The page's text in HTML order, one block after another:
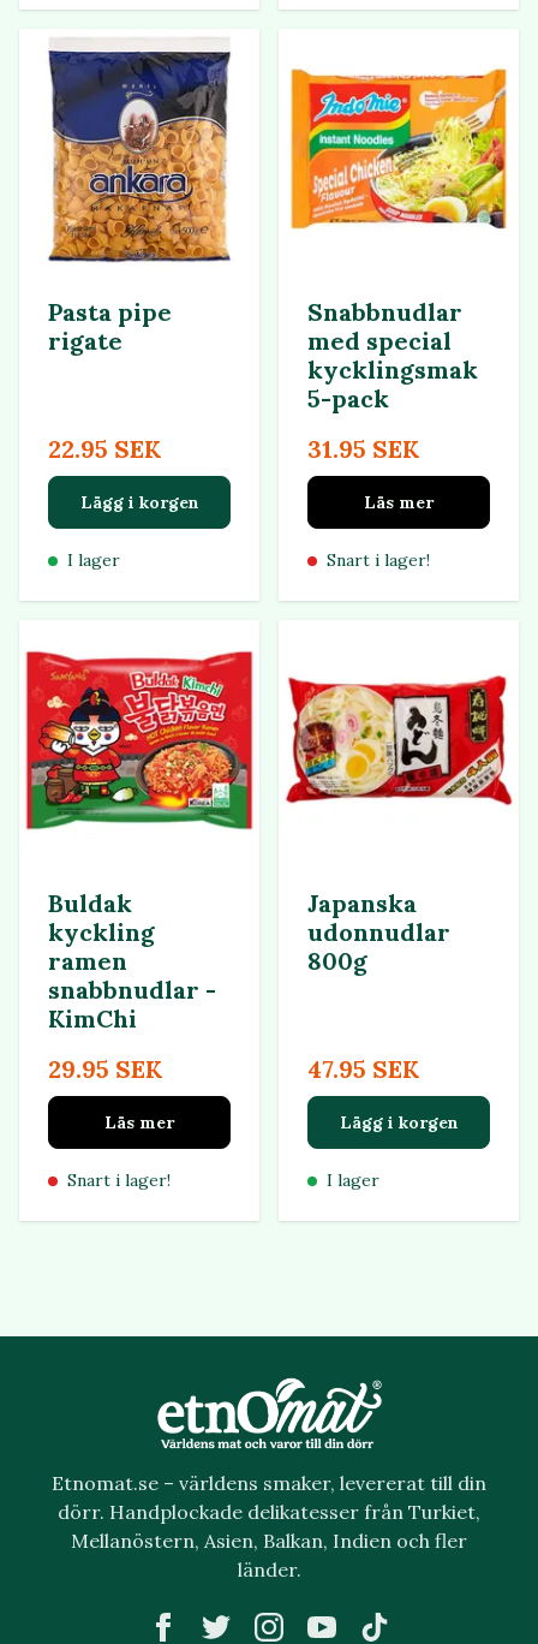
Pasta pipe
rigate
22.95 SEK
Lägg i korgen
I lager
Snabbnudlar
med special
kycklingsmak
5-pack
31.95 SEK
Läs mer
Snart i lager!
Buldak
kyckling
ramen
snabbnudlar -
KimChi
29.95 SEK
Läs mer
Snart i lager!
Japanska
udonnudlar
800g
47.95 SEK
Lägg i korgen
I lager
Etnomat.se – världens smaker, levererat till din
dörr. Handplockade delikatesser från Turkiet,
Mellanöstern, Asien, Balkan, Indien och fler
länder.